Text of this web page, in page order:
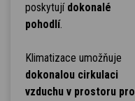
poskytují dokonalé
pohodlí.
Klimatizace umožňuje
dokonalou cirkulaci
vzduchu v prostoru pro